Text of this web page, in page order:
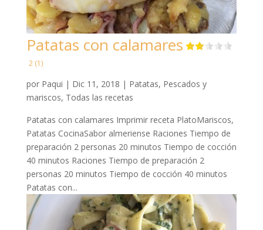
Patatas con calamares
2 (1)
por Paqui | Dic 11, 2018 | Patatas, Pescados y
mariscos, Todas las recetas
Patatas con calamares Imprimir receta PlatoMariscos,
Patatas CocinaSabor almeriense Raciones Tiempo de
preparación 2 personas 20 minutos Tiempo de cocción
40 minutos Raciones Tiempo de preparación 2
personas 20 minutos Tiempo de cocción 40 minutos
Patatas con...